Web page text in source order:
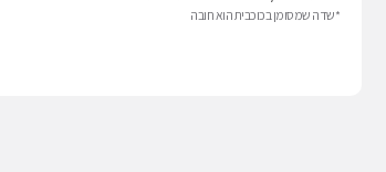
*שדה שמסומן בכוכבית הוא חובה